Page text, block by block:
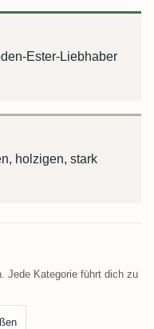
Ester-Liebhaber
holzigen, stark
Jede Kategorie führt dich zu